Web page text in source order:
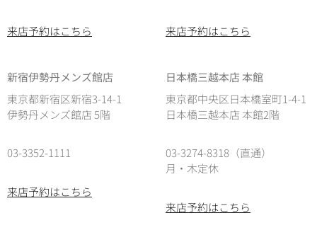
来店予約はこちら 来店予約はこちら
新宿伊勢丹メンズ館店
東京都新宿区新宿3-14-1
伊勢丹メンズ館店 5階
03-3352-1111
来店予約はこちら
日本橋三越本店 本館
東京都中央区日本橋室町1-4-1
日本橋三越本店 本館2階
03-3274-8318（直通）
月・木定休
来店予約はこちら